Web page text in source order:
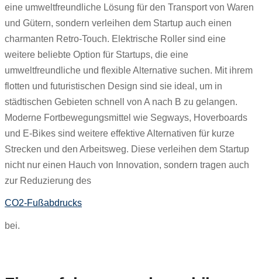
eine umweltfreundliche Lösung für den Transport von Waren
und Gütern, sondern verleihen dem Startup auch einen
charmanten Retro-Touch. Elektrische Roller sind eine
weitere beliebte Option für Startups, die eine
umweltfreundliche und flexible Alternative suchen. Mit ihrem
flotten und futuristischen Design sind sie ideal, um in
städtischen Gebieten schnell von A nach B zu gelangen.
Moderne Fortbewegungsmittel wie Segways, Hoverboards
und E-Bikes sind weitere effektive Alternativen für kurze
Strecken und den Arbeitsweg. Diese verleihen dem Startup
nicht nur einen Hauch von Innovation, sondern tragen auch
zur Reduzierung des
CO2-Fußabdrucks
bei.